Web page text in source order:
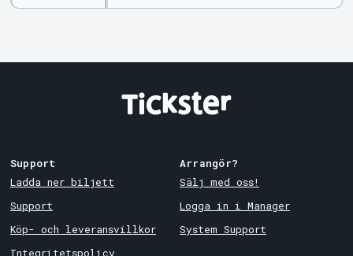
Support
Ladda ner biljett
Support
Köp- och leveransvillkor
Integritetspolicy
Arrangör?
Sälj med oss!
Logga in i Manager
System Support